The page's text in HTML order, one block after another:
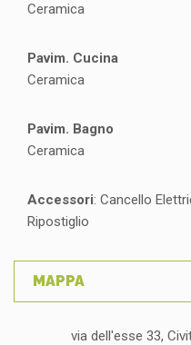
Ceramica
Pavim. Cucina
Ceramica
Pavim. Bagno
Ceramica
Accessori: Cancello
Ripostiglio
MAPPA
via dell'esse 33,